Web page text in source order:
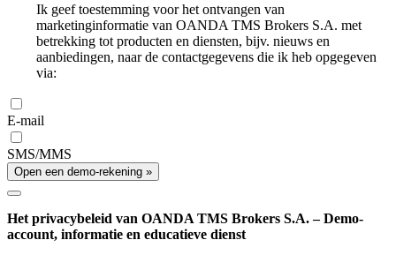
Ik geef toestemming voor het ontvangen van
marketinginformatie van OANDA TMS Brokers S.A. met
betrekking tot producten en diensten, bijv. nieuws en
aanbiedingen, naar de contactgegevens die ik heb opgegeven
via:
E-mail
SMS/MMS
Open een demo-rekening »
Het privacybeleid van OANDA TMS Brokers S.A. – Demo-
account, informatie en educatieve dienst